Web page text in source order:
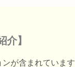
】
が含まれています